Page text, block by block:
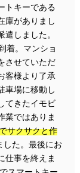
トキーである
庫がありまし
しました。
着。マンショ
させていただ
客様より了承
車場に移動し
てきたイモビ
業ではありま
サクサクと作
した。最後にお
仕事を終えま